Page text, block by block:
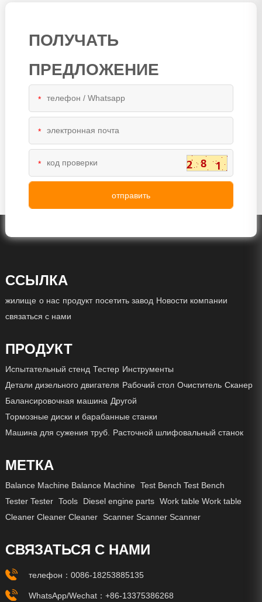
ПОЛУЧАТЬ
ПРЕДЛОЖЕНИЕ
*
*
*
ССЫЛКА
жилище о нас продукт посетить завод Новости компании
связаться с нами
ПРОДУКТ
Испытательный стенд Тестер Инструменты
Детали дизельного двигателя Рабочий стол Очиститель Сканер
Балансировочная машина Другой
Тормозные диски и барабанные станки
Машина для сужения труб. Расточной шлифовальный станок
МЕТКА
Balance Machine Balance Machine
Test Bench Test Bench
Tester Tester Tools Diesel engine parts Work table Work table
Cleaner Cleaner Cleaner
Scanner Scanner Scanner
СВЯЗАТЬСЯ С НАМИ
телефон： 0086-18253885135
WhatsApp/Wechat： +86-13375386268